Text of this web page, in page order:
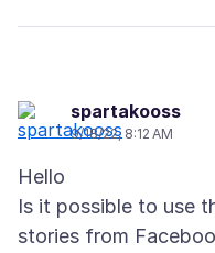
spartakooss
9/18/22, 8:12 AM
Hello
Is it possible to use
stories from